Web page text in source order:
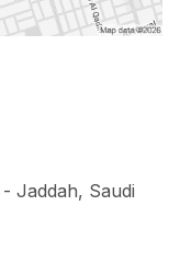
- Jaddah, Saudi